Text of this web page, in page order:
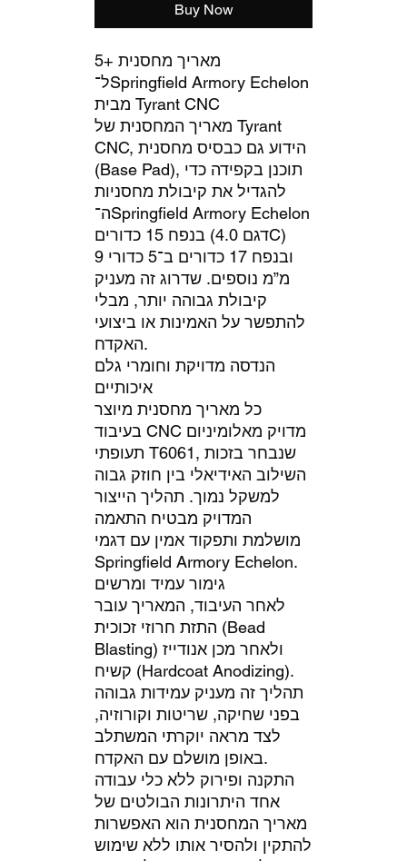
Buy Now
מאריך מחסנית +5
ל־Springfield Armory Echelon
מבית Tyrant CNC
מאריך המחסנית של Tyrant
CNC, הידוע גם כבסיס מחסנית
(Base Pad), תוכנן בקפידה כדי
להגדיל את קיבולת מחסניות
ה־Springfield Armory Echelon
בנפח 15 כדורים (דגם 4.0C)
ובנפח 17 כדורים ב־5 כדורי 9
מ”מ נוספים. שדרוג זה מעניק
קיבולת גבוהה יותר, מבלי
להתפשר על האמינות או ביצועי
האקדח.
הנדסה מדויקת וחומרי גלם
איכותיים
כל מאריך מחסנית מיוצר
בעיבוד CNC מדויק מאלומיניום
תעופתי T6061, שנבחר בזכות
השילוב האידיאלי בין חוזק גבוה
למשקל נמוך. תהליך הייצור
המדויק מבטיח התאמה
מושלמת ותפקוד אמין עם דגמי
Springfield Armory Echelon.
גימור עמיד ומרשים
לאחר העיבוד, המאריך עובר
התזת חרוזי זכוכית (Bead
Blasting) ולאחר מכן אנודייז
קשיח (Hardcoat Anodizing).
תהליך זה מעניק עמידות גבוהה
בפני שחיקה, שריטות וקורוזיה,
לצד מראה יוקרתי המשתלב
באופן מושלם עם האקדח.
התקנה ופירוק ללא כלי עבודה
אחד היתרונות הבולטים של
מאריך המחסנית הוא האפשרות
להתקין ולהסיר אותו ללא שימוש